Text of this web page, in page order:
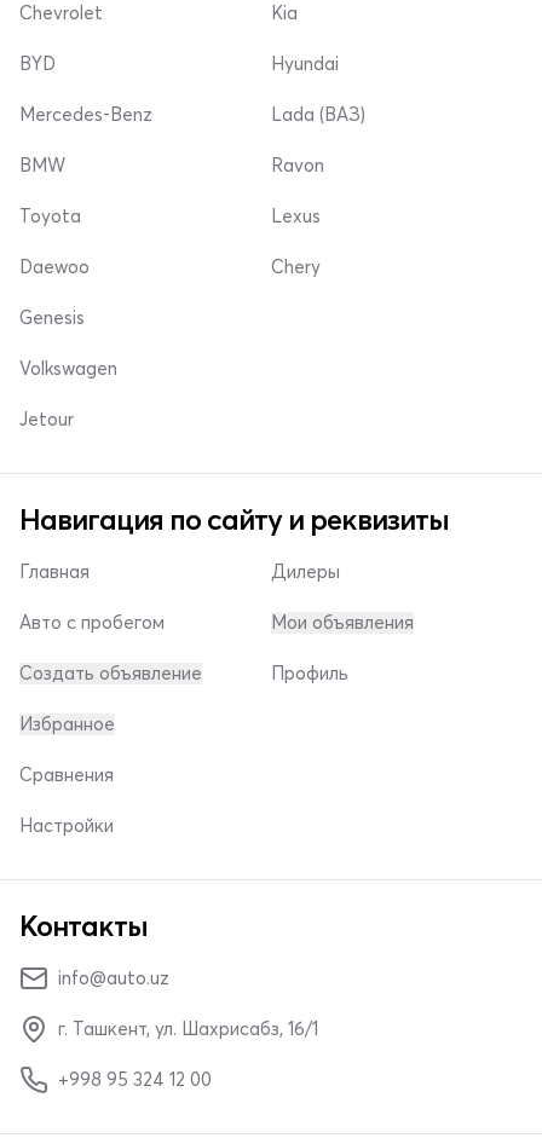
Chevrolet
BYD
Mercedes-Benz
Kia
Hyundai
Lada (ВАЗ)
BMW
Toyota
Daewoo
Ravon
Lexus
Chery
Genesis
Volkswagen
Jetour
Навигация по сайту и реквизиты
Главная
Авто с пробегом
Создать объявление
Дилеры
Мои объявления
Профиль
Избранное
Сравнения
Настройки
Контакты
info@auto.uz
г. Ташкент, ул. Шахрисабз, 16/1
+998 95 324 12 00